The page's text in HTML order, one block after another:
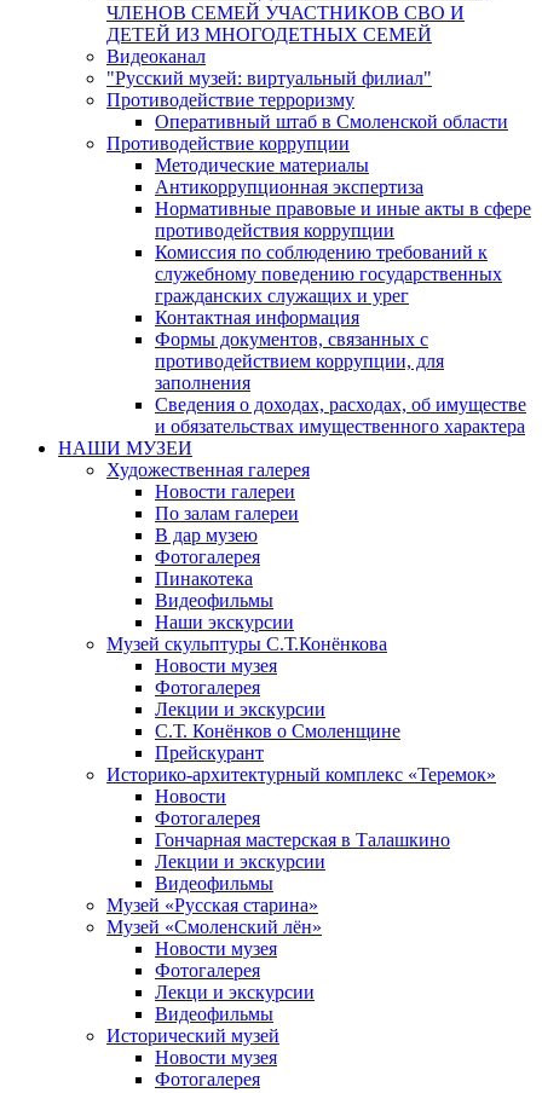
ЧЛЕНОВ СЕМЕЙ УЧАСТНИКОВ СВО И
ДЕТЕЙ ИЗ МНОГОДЕТНЫХ СЕМЕЙ
Видеоканал
"Русский музей: виртуальный филиал"
Противодействие терроризму
Оперативный штаб в Смоленской области
Противодействие коррупции
Методические материалы
Антикоррупционная экспертиза
Нормативные правовые и иные акты в сфере
противодействия коррупции
Комиссия по соблюдению требований к
служебному поведению государственных
гражданских служащих и урег
Контактная информация
Формы документов, связанных с
противодействием коррупции, для
заполнения
Сведения о доходах, расходах, об имуществе
и обязательствах имущественного характера
НАШИ МУЗЕИ
Художественная галерея
Новости галереи
По залам галереи
В дар музею
Фотогалерея
Пинакотека
Видеофильмы
Наши экскурсии
Музей скульптуры С.Т.Конёнкова
Новости музея
Фотогалерея
Лекции и экскурсии
С.Т. Конёнков о Смоленщине
Прейскурант
Историко-архитектурный комплекс «Теремок»
Новости
Фотогалерея
Гончарная мастерская в Талашкино
Лекции и экскурсии
Видеофильмы
Музей «Русская старина»
Музей «Смоленский лён»
Новости музея
Фотогалерея
Лекци и экскурсии
Видеофильмы
Исторический музей
Новости музея
Фотогалерея